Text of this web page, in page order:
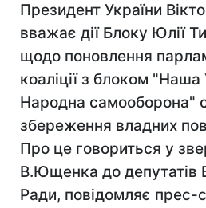
Президент України
вважає дії Блоку Юлії
щодо поновлення
коаліції з блоком "Наша
Народна самооборона"
збереження владних
Про це говориться у
В.Ющенка до депутатів
Ради, повідомляє прес-